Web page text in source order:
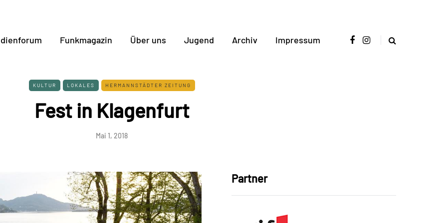
Funkmagazin Über uns Jugend Archiv Impressum
KULTUR LOKALES HERMANNSTÄDTER ZEITUNG
Fest in Klagenfurt
Mai 1, 2018
Partner